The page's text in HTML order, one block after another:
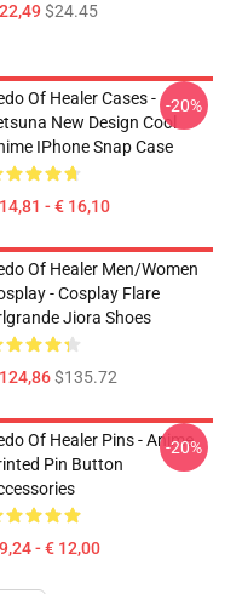
$24.45
Of Healer Cases -
New Design Cool
IPhone Snap Case
- € 16,10
-20%
Of Healer Men/Women
- Cosplay Flare
Jiora Shoes
$135.72
Of Healer Pins - Anime
Pin Button
- € 12,00
-20%